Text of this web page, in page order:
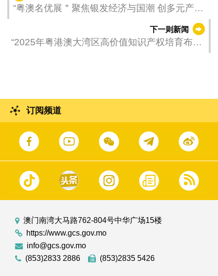
“粤澳名优展＂聚焦银发经济与国潮 创多元产业
下一则新闻
“2025年粤港澳大湾区高价值知识产权培育布局
订阅频道
澳门南湾大马路762-804号中华广场15楼
https://www.gcs.gov.mo
info@gcs.gov.mo
(853)2833 2886
(853)2835 5426